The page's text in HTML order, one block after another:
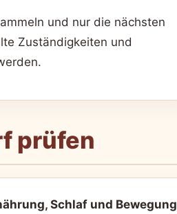
und nur die nächsten
Zuständigkeiten und
prüfen
Schlaf und Bewegung